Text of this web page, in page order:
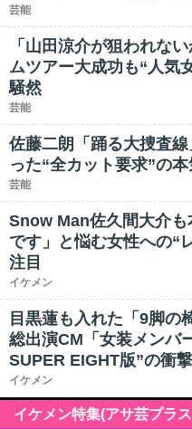
芸能
「山田涼介が狙われな
ムツアー大成功も“人気
騒然
芸能
佐藤二朗「踊る大捜査
った“全カット要求”の
芸能
Snow Man佐久間大介
です」と悩む女性への“
注目
イケメン
目黒蓮も入れた「9脚の
総出演CM「女装メンバ
SUPER EIGHT版”の衝撃
イケメン
イケメン特集(アサ芸プラ